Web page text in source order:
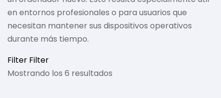
en entornos profesionales o para usuarios que
necesitan mantener sus dispositivos operativos
durante más tiempo.
Filter Filter
Mostrando los 6 resultados